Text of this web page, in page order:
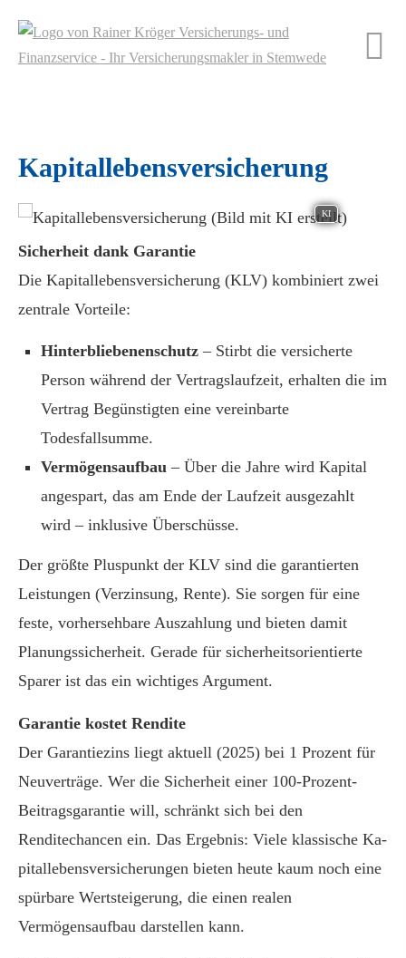
Ka­pi­tal­le­bens­ver­si­che­rung
KI
Sicherheit dank Garantie
Die Ka­pi­tal­le­bens­ver­si­che­rung (KLV) kombiniert zwei
zentrale Vorteile:
Hinterbliebenenschutz – Stirbt die versicherte
Person während der Vertragslaufzeit, erhalten die im
Vertrag Begünstigten eine vereinbarte
Todesfallsumme.
Vermögensaufbau – Über die Jahre wird Kapital
angespart, das am Ende der Laufzeit ausgezahlt
wird – inklusive Überschüsse.
Der größte Pluspunkt der KLV sind die garantierten
Leistungen (Verzinsung, Rente). Sie sorgen für eine
feste, vorhersehbare Auszahlung und bieten damit
Planungssicherheit. Gerade für sicherheitsorientierte
Sparer ist das ein wichtiges Argument.
Garantie kostet Rendite
Der Garantiezins liegt aktuell (2025) bei 1 Prozent für
Neuverträge. Wer die Sicherheit einer 100-Prozent-
Beitragsgarantie will, schränkt sich bei den
Renditechancen ein. Das Ergebnis: Viele klassische Ka­
pi­tal­le­bens­ver­si­che­rungen bieten heute kaum noch eine
spürbare Wertsteigerung, die einen realen
Vermögensaufbau darstellen kann.